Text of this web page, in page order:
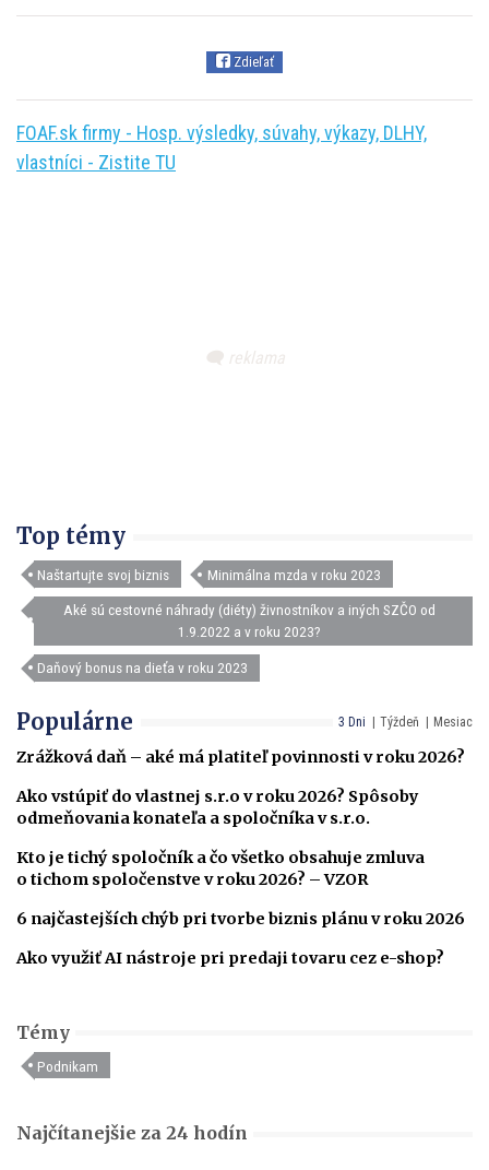
Zdieľať
FOAF.sk firmy - Hosp. výsledky, súvahy, výkazy, DLHY,
vlastníci - Zistite TU
Top témy
Naštartujte svoj biznis Minimálna mzda v roku 2023
Aké sú cestovné náhrady (diéty) živnostníkov a iných SZČO od
1.9.2022 a v roku 2023?
Daňový bonus na dieťa v roku 2023
3 Dni Týždeň Mesiac
Populárne
Zrážková daň – aké má platiteľ povinnosti v roku 2026?
Ako vstúpiť do vlastnej s.r.o v roku 2026? Spôsoby
odmeňovania konateľa a spoločníka v s.r.o.
Kto je tichý spoločník a čo všetko obsahuje zmluva
o tichom spoločenstve v roku 2026? – VZOR
6 najčastejších chýb pri tvorbe biznis plánu v roku 2026
Ako využiť AI nástroje pri predaji tovaru cez e-shop?
Témy
Podnikam
Najčítanejšie za 24 hodín